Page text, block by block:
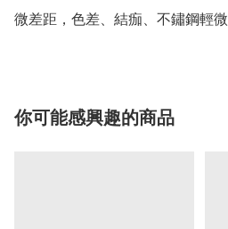
微差距，色差、結痂、不鏽鋼輕
你可能感興趣的商品